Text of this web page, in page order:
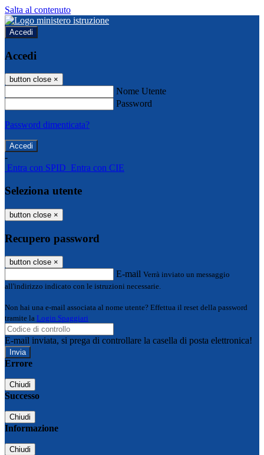
Salta al contenuto
Accedi
Accedi
button close ×
Nome Utente
Password
Password dimenticata?
-
Entra con SPID Entra con CIE
Seleziona utente
button close ×
Recupero password
button close ×
E-mail Verrà inviato un messaggio
all'indirizzo indicato con le istruzioni necessarie.
Non hai una e-mail associata al nome utente? Effettua il reset della password
tramite la Login Spaggiari
E-mail inviata, si prega di controllare la casella di posta elettronica!
Errore
Chiudi
Successo
Chiudi
Informazione
Chiudi